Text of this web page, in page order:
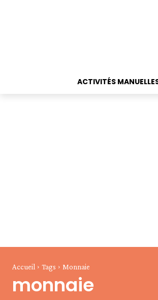
ACTIVITÉS
Accueil Tags Monnaie
monnaie